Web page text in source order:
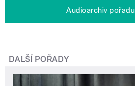
Audioarchiv pořadu
DALŠÍ POŘADY